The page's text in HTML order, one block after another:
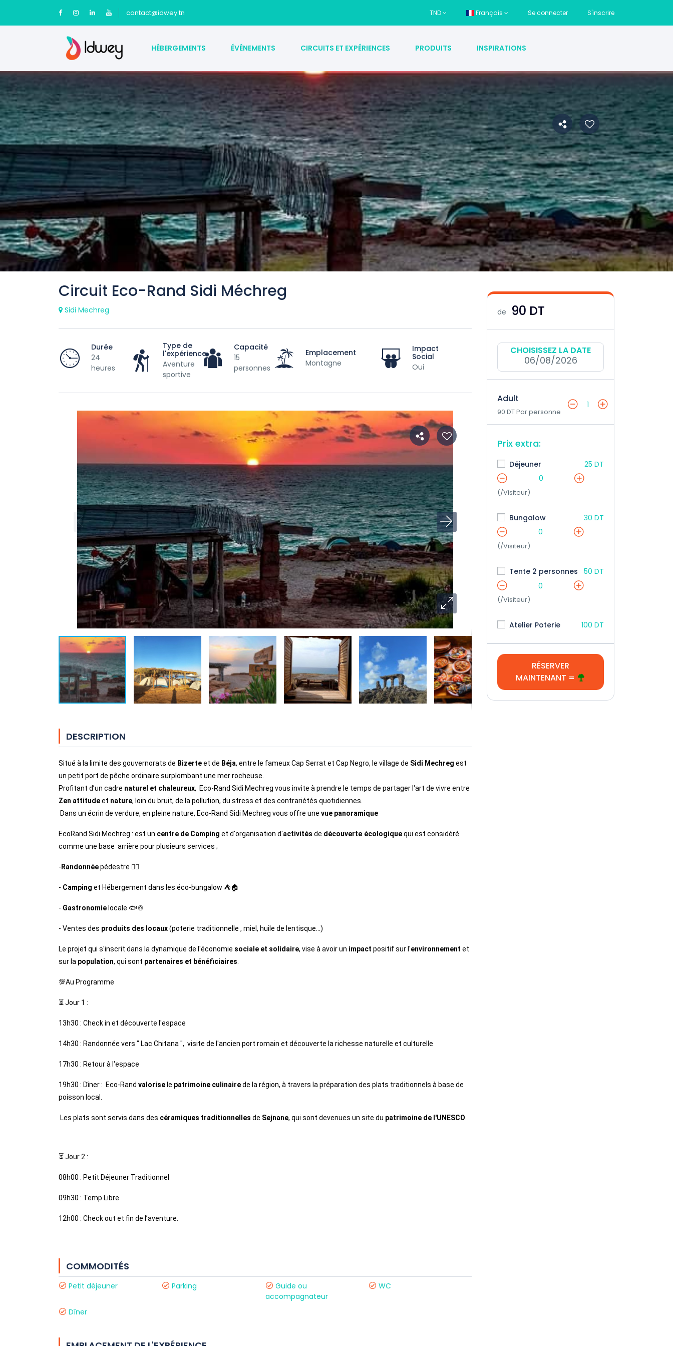
contact@idwey.tn TND Français Se connecter S'inscrire
HÉBERGEMENTS ÉVÉNEMENTS CIRCUITS ET EXPÉRIENCES PRODUITS INSPIRATIONS
Circuit Eco-Rand Sidi Méchreg
Sidi Mechreg
Durée
24
heures
Type de
l'expérience
Aventure
sportive
Capacité
15
personnes
Emplacement
Montagne
Impact
Social
Oui
DESCRIPTION
Situé à la limite des gouvernorats de Bizerte et de Béja, entre le fameux Cap Serrat et Cap Negro, le village de Sidi Mechreg est
un petit port de pêche ordinaire surplombant une mer rocheuse.
Profitant d’un cadre naturel et chaleureux
Zen attitude et nature, loin du bruit, de la pollution, du stress et des contrariétés quotidiennes.
Dans un écrin de verdure, en pleine nature, Eco-Rand Sidi Mechreg vous offre une vue panoramique
EcoRand Sidi Mechreg : est un centre de Camping et d'organisation d'activités de découverte écologique qui est considéré
comme une base  arrière pour plusieurs services ;
- Randonnée pédestre 🚶‍♀️
- Camping et Hébergement dans les éco-bungalow ⛺🏠
- Gastronomie locale 🐟🍲
- Ventes des produits des locaux (poterie traditionnelle , miel, huile de lentisque...)
Le projet qui s'inscrit dans la dynamique de l'économie sociale et solidaire, vise à avoir un impact positif sur l'environnement et
sur la population, qui sont partenaires et bénéficiaires
💯Au Programme
⏳ Jour 1 :
13h30 : Check in et découverte l'espace
14h30 : Randonnée vers " Lac Chitana ",  visite de l'ancien port romain et découverte la richesse naturelle et culturelle
17h30 : Retour à l'espace
19h30 : Dîner :  Eco-Rand valorise le patrimoine culinaire de la région, à travers la préparation des plats traditionnels à base de
poisson local.
Les plats sont servis dans des céramiques traditionnelles de Sejnane, qui sont devenues un site du patrimoine de l'UNESCO
⏳ Jour 2 :
08h00 : Petit Déjeuner Traditionnel
09h30 : Temp Libre
12h00 : Check out et fin de l’aventure.
COMMODITÉS
Petit déjeuner Parking
Guide ou
accompagnateur
WC
Dîner
de 90 DT
CHOISISSEZ LA DATE
06/08/2026
Adult
90 DT Par personne
1
Prix extra:
Déjeuner
0
(/Visiteur)
25 DT
Bungalow
0
(/Visiteur)
30 DT
Tente 2 personnes
0
(/Visiteur)
50 DT
Atelier Poterie 100 DT
RÉSERVER
MAINTENANT =